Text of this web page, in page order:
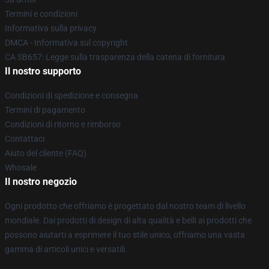
Termini e condizioni
Informativa sulla privacy
DMCA - Informativa sul copyright
CA SB657: Legge sulla trasparenza della catena di fornitura
Il nostro supporto
Condizioni di spedizione e consegna
Termini di pagamento
Condizioni di ritorno e rimborso
Contattaci
Aiuto del cliente (FAQ)
Whosale
Il nostro negozio
Ogni prodotto che offriamo è progettato dal nostro team di livello
mondiale. Dai prodotti di design di alta qualità e belli ai prodotti che
possono aiutarti a esprimere il tuo stile unico, offriamo una vasta
gamma di articoli unici e versatili.